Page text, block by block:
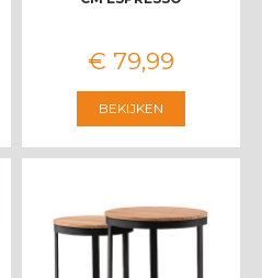
€ 79,99
BEKIJKEN